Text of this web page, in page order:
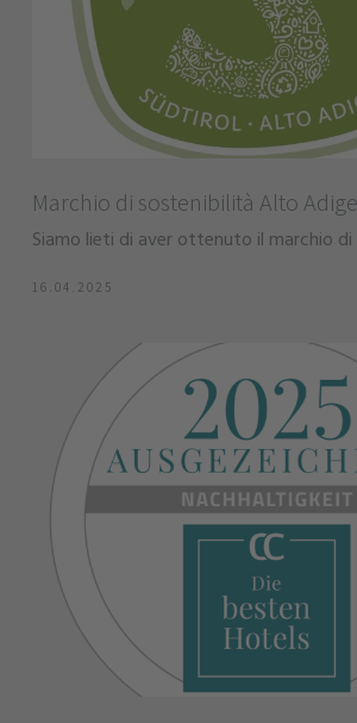
Marchio di sostenibilità Alto Adige
Siamo lieti di aver ottenuto il marchio
16.04.2025